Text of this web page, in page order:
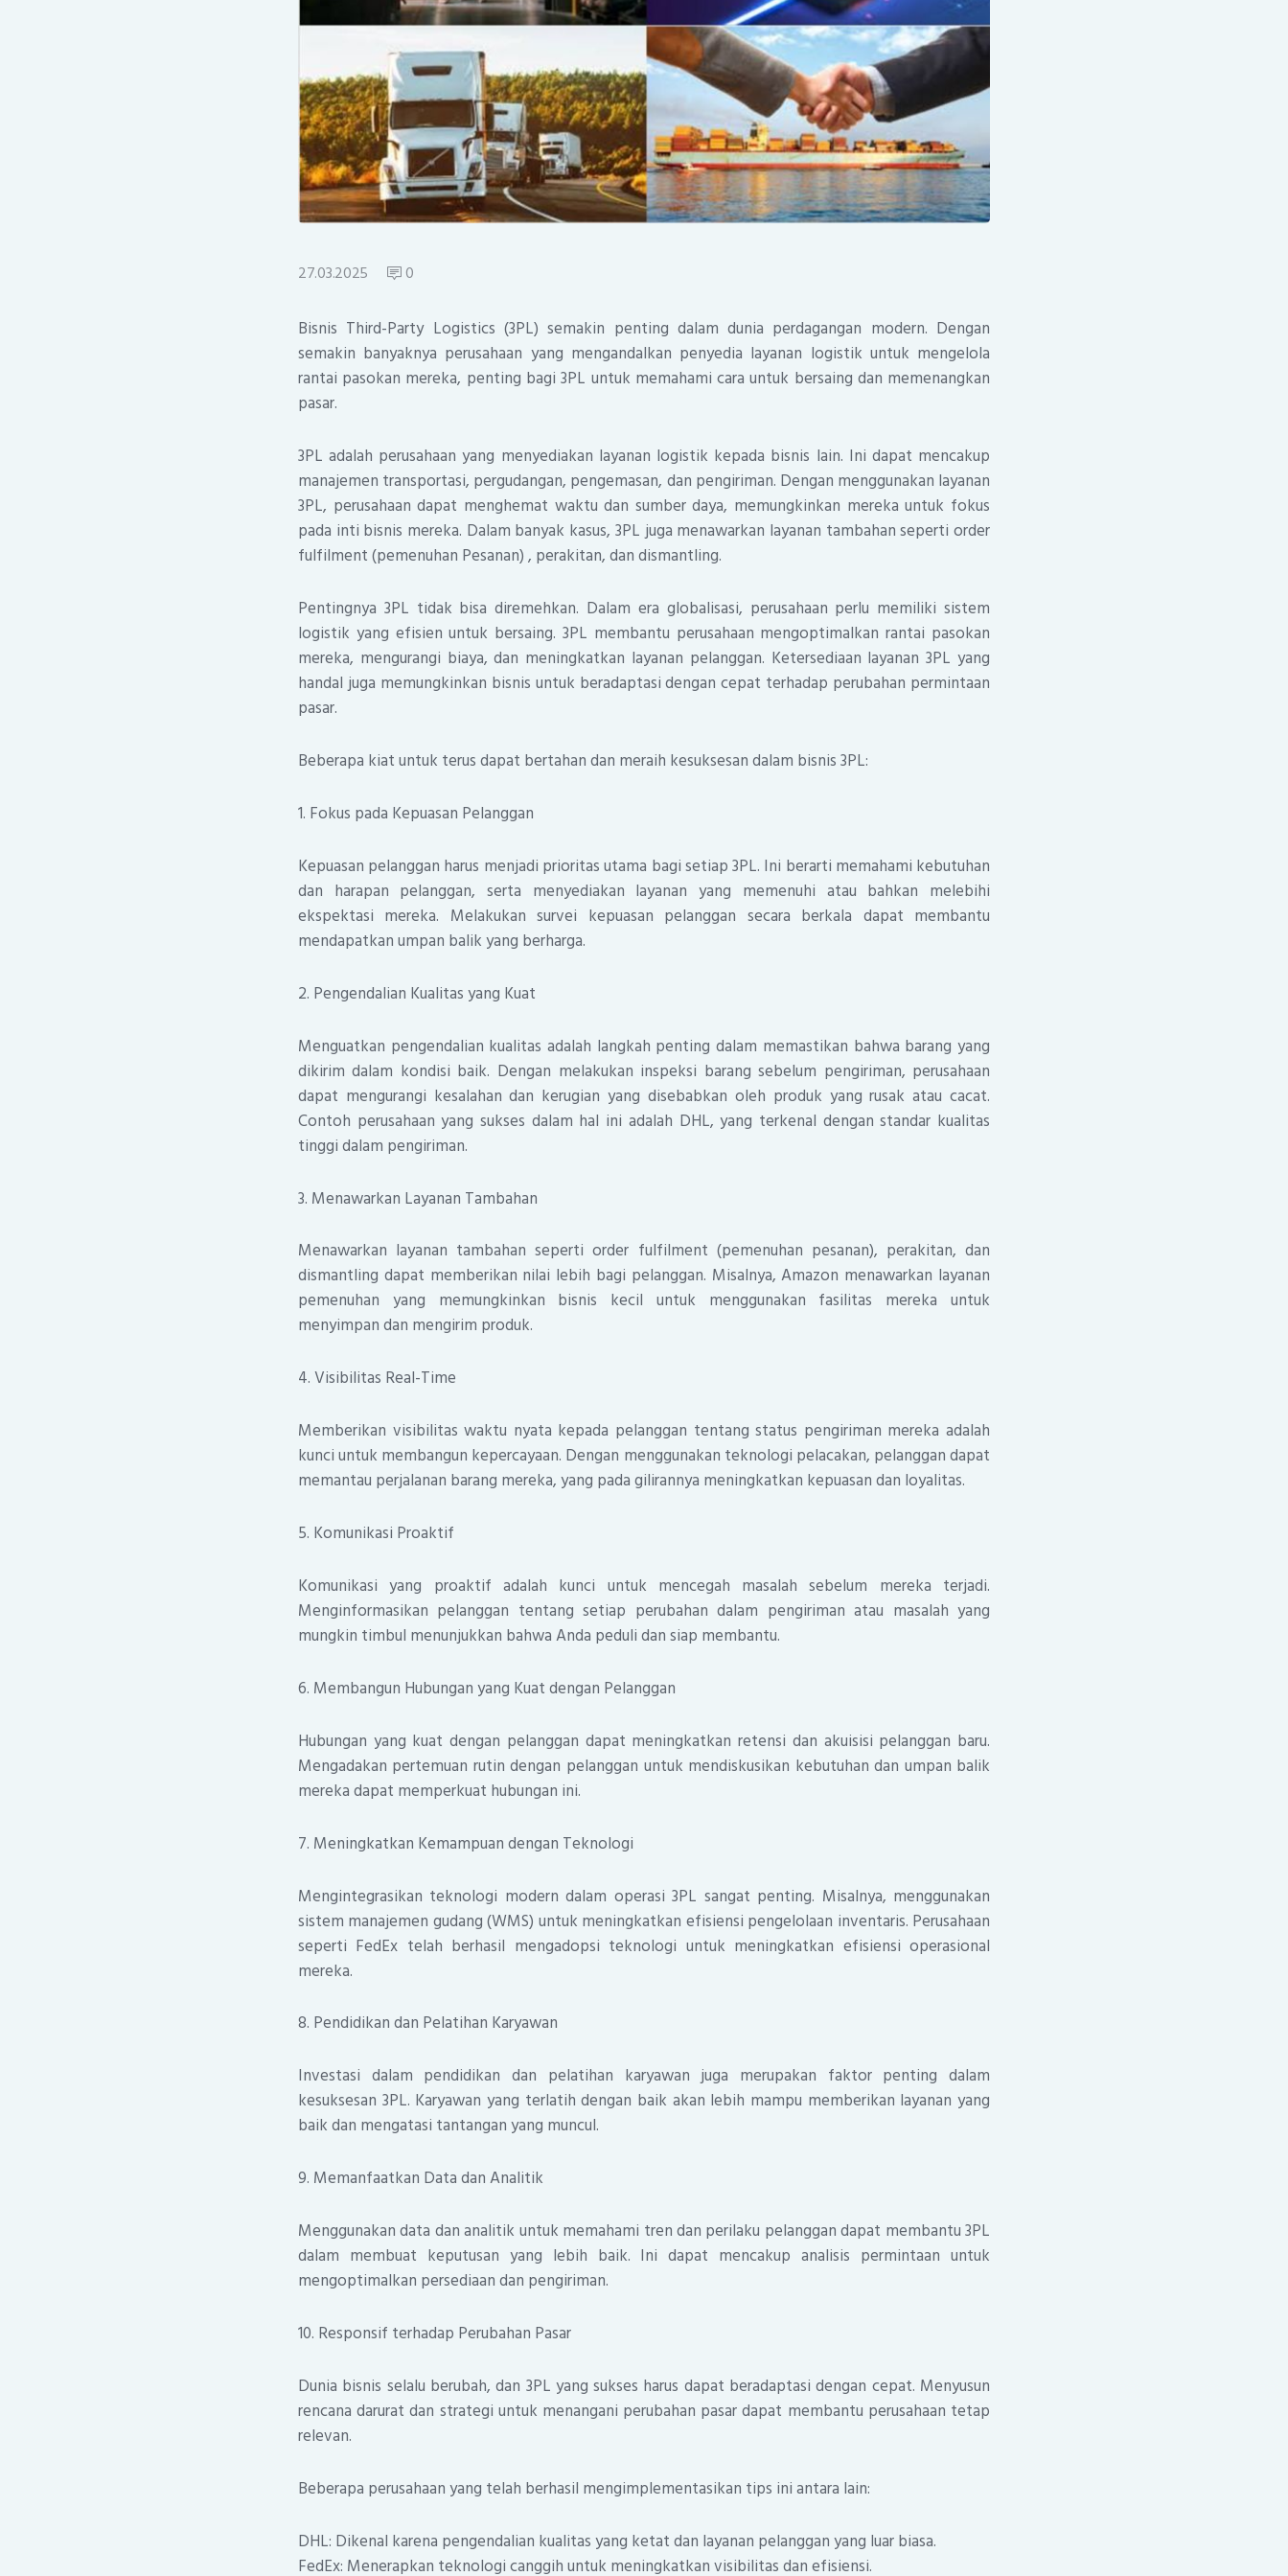
27.03.2025 0
Bisnis Third-Party Logistics (3PL) semakin penting dalam dunia perdagangan modern. Dengan
semakin banyaknya perusahaan yang mengandalkan penyedia layanan logistik untuk mengelola
rantai pasokan mereka, penting bagi 3PL untuk memahami cara untuk bersaing dan memenangkan
pasar.
3PL adalah perusahaan yang menyediakan layanan logistik kepada bisnis lain. Ini dapat mencakup
manajemen transportasi, pergudangan, pengemasan, dan pengiriman. Dengan menggunakan layanan
3PL, perusahaan dapat menghemat waktu dan sumber daya, memungkinkan mereka untuk fokus
pada inti bisnis mereka. Dalam banyak kasus, 3PL juga menawarkan layanan tambahan seperti order
fulfilment (pemenuhan Pesanan) , perakitan, dan dismantling.
Pentingnya 3PL tidak bisa diremehkan. Dalam era globalisasi, perusahaan perlu memiliki sistem
logistik yang efisien untuk bersaing. 3PL membantu perusahaan mengoptimalkan rantai pasokan
mereka, mengurangi biaya, dan meningkatkan layanan pelanggan. Ketersediaan layanan 3PL yang
handal juga memungkinkan bisnis untuk beradaptasi dengan cepat terhadap perubahan permintaan
pasar.
Beberapa kiat untuk terus dapat bertahan dan meraih kesuksesan dalam bisnis 3PL:
1. Fokus pada Kepuasan Pelanggan
Kepuasan pelanggan harus menjadi prioritas utama bagi setiap 3PL. Ini berarti memahami kebutuhan
dan harapan pelanggan, serta menyediakan layanan yang memenuhi atau bahkan melebihi
ekspektasi mereka. Melakukan survei kepuasan pelanggan secara berkala dapat membantu
mendapatkan umpan balik yang berharga.
2. Pengendalian Kualitas yang Kuat
Menguatkan pengendalian kualitas adalah langkah penting dalam memastikan bahwa barang yang
dikirim dalam kondisi baik. Dengan melakukan inspeksi barang sebelum pengiriman, perusahaan
dapat mengurangi kesalahan dan kerugian yang disebabkan oleh produk yang rusak atau cacat.
Contoh perusahaan yang sukses dalam hal ini adalah DHL, yang terkenal dengan standar kualitas
tinggi dalam pengiriman.
3. Menawarkan Layanan Tambahan
Menawarkan layanan tambahan seperti order fulfilment (pemenuhan pesanan), perakitan, dan
dismantling dapat memberikan nilai lebih bagi pelanggan. Misalnya, Amazon menawarkan layanan
pemenuhan yang memungkinkan bisnis kecil untuk menggunakan fasilitas mereka untuk
menyimpan dan mengirim produk.
4. Visibilitas Real-Time
Memberikan visibilitas waktu nyata kepada pelanggan tentang status pengiriman mereka adalah
kunci untuk membangun kepercayaan. Dengan menggunakan teknologi pelacakan, pelanggan dapat
memantau perjalanan barang mereka, yang pada gilirannya meningkatkan kepuasan dan loyalitas.
5. Komunikasi Proaktif
Komunikasi yang proaktif adalah kunci untuk mencegah masalah sebelum mereka terjadi.
Menginformasikan pelanggan tentang setiap perubahan dalam pengiriman atau masalah yang
mungkin timbul menunjukkan bahwa Anda peduli dan siap membantu.
6. Membangun Hubungan yang Kuat dengan Pelanggan
Hubungan yang kuat dengan pelanggan dapat meningkatkan retensi dan akuisisi pelanggan baru.
Mengadakan pertemuan rutin dengan pelanggan untuk mendiskusikan kebutuhan dan umpan balik
mereka dapat memperkuat hubungan ini.
7. Meningkatkan Kemampuan dengan Teknologi
Mengintegrasikan teknologi modern dalam operasi 3PL sangat penting. Misalnya, menggunakan
sistem manajemen gudang (WMS) untuk meningkatkan efisiensi pengelolaan inventaris. Perusahaan
seperti FedEx telah berhasil mengadopsi teknologi untuk meningkatkan efisiensi operasional
mereka.
8. Pendidikan dan Pelatihan Karyawan
Investasi dalam pendidikan dan pelatihan karyawan juga merupakan faktor penting dalam
kesuksesan 3PL. Karyawan yang terlatih dengan baik akan lebih mampu memberikan layanan yang
baik dan mengatasi tantangan yang muncul.
9. Memanfaatkan Data dan Analitik
Menggunakan data dan analitik untuk memahami tren dan perilaku pelanggan dapat membantu 3PL
dalam membuat keputusan yang lebih baik. Ini dapat mencakup analisis permintaan untuk
mengoptimalkan persediaan dan pengiriman.
10. Responsif terhadap Perubahan Pasar
Dunia bisnis selalu berubah, dan 3PL yang sukses harus dapat beradaptasi dengan cepat. Menyusun
rencana darurat dan strategi untuk menangani perubahan pasar dapat membantu perusahaan tetap
relevan.
Beberapa perusahaan yang telah berhasil mengimplementasikan tips ini antara lain:
DHL: Dikenal karena pengendalian kualitas yang ketat dan layanan pelanggan yang luar biasa.
FedEx: Menerapkan teknologi canggih untuk meningkatkan visibilitas dan efisiensi.